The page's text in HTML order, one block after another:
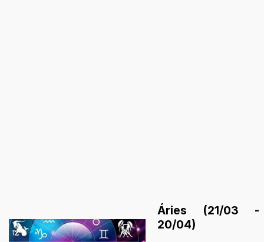
Áries (21/03 -
20/04)